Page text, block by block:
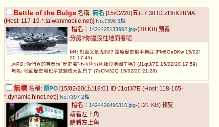
Battle of the Bulge 名稱: 無名 [15/02/20(五)17:38 ID:ZHhK28MA
(Host: 117-19-*.taiwanmobile.net)] No.7396 3推
檔名： 1424425133992.jpg-(30 KB) 預覽
分房?你還沒往地面看呢
M4: 對面又是虎豹!? 還原歷史根本狗屁 (FM6OaDKw 15/02/
20 17:45)
原PO: 你們真的有發現"歷史場"不再區分國籍與地圖了嗎? (J1qtJ/7E 15/02/20 17:59)
無名: 地面歷史場也早就變成大亂鬥了 (7sCNr32Q 15/02/20 21:28)
無標 名稱: 原PO [15/02/20(五)18:01 ID:J1qtJ/7E (Host: 118-165-
*.dynamic.hinet.net)] No.7397 2推
檔名： 1424426496316.jpg-(121 KB) 預覽
請看左上角
請看左上角